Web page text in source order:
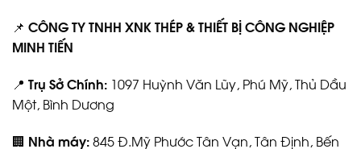
📌 CÔNG TY TNHH XNK THÉP & THIẾT BỊ CÔNG NGHIỆP
MINH TIẾN
📍 Trụ Sở Chính: 1097 Huỳnh Văn Lũy, Phú Mỹ, Thủ Dầu
Một, Bình Dương
🏢 Nhà máy:845 Đ.Mỹ Phước Tân Vạn, Tân Định, Bến